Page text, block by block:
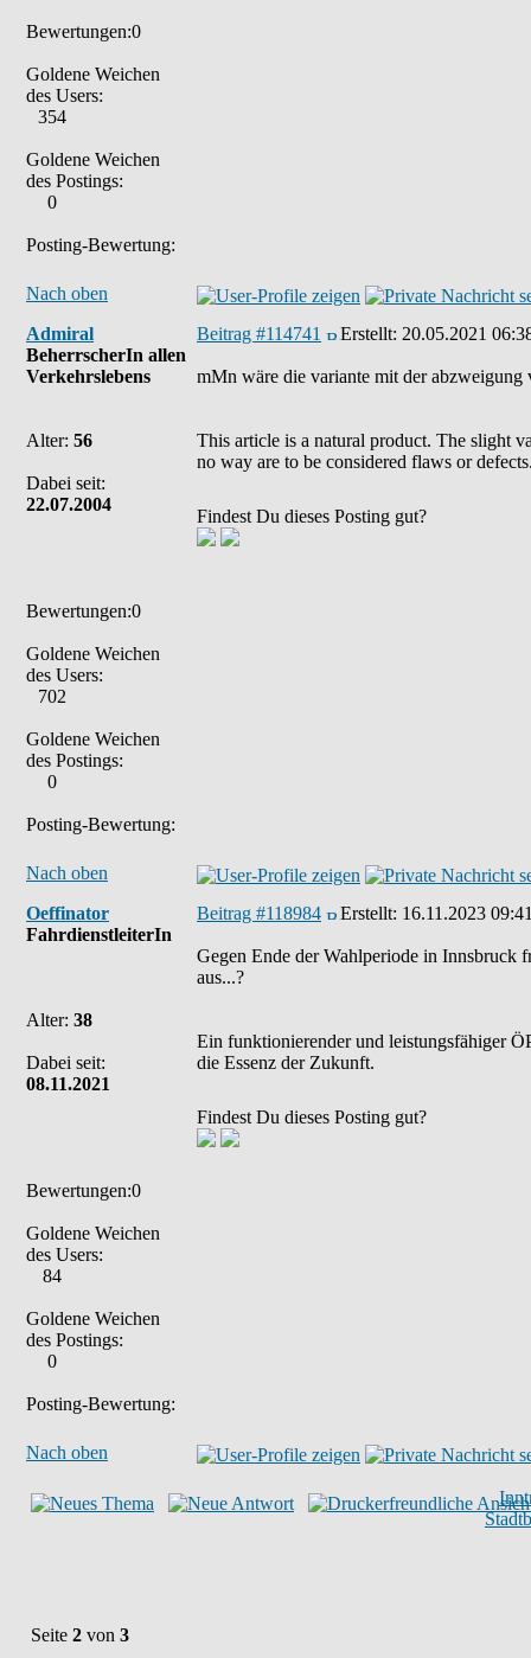
Bewertungen:0
Goldene Weichen
des Users:
354
Goldene Weichen
des Postings:
0
Posting-Bewertung:
Nach oben
Admiral
BeherrscherIn allen
Verkehrslebens
Alter: 56
Dabei seit:
22.07.2004
Bewertungen:0
Goldene Weichen
des Users:
702
Goldene Weichen
des Postings:
0
Posting-Bewertung:
Beitrag #114741 Erstellt: 20.05.2021
mMn wäre die variante mit der abzweigung
This article is a natural product. The slight
no way are to be considered flaws or
Findest Du dieses Posting gut?
Nach oben
Oeffinator
FahrdienstleiterIn
Alter: 38
Dabei seit:
08.11.2021
Bewertungen:0
Goldene Weichen
des Users:
84
Goldene Weichen
des Postings:
0
Posting-Bewertung:
Beitrag #118984 Erstellt: 16.11.2023
Gegen Ende der Wahlperiode in Innsbruck
aus...?
Ein funktionierender und leistungsfähiger
die Essenz der Zukunft.
Findest Du dieses Posting gut?
Nach oben
Seite 2 von 3